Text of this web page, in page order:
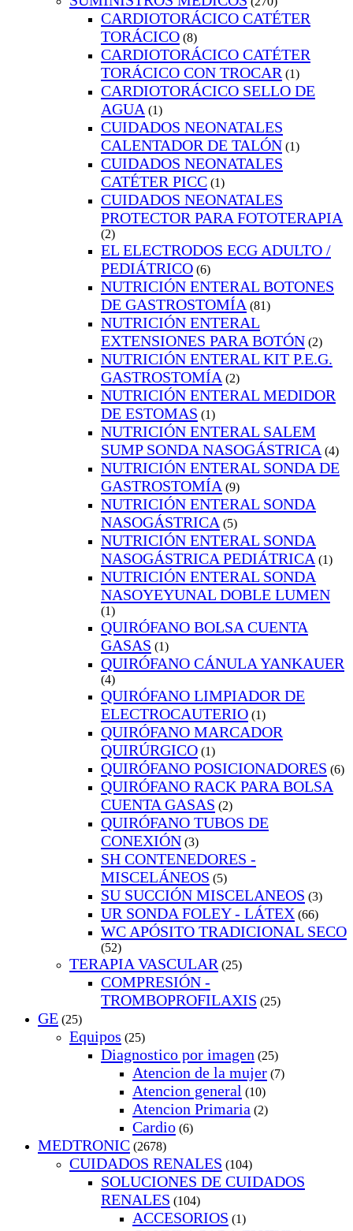
CARDIOTORÁCICO CATÉTER
TORÁCICO (8)
CARDIOTORÁCICO CATÉTER
TORÁCICO CON TROCAR (1)
CARDIOTORÁCICO SELLO DE
AGUA (1)
CUIDADOS NEONATALES
CALENTADOR DE TALÓN (1)
CUIDADOS NEONATALES
CATÉTER PICC (1)
CUIDADOS NEONATALES
PROTECTOR PARA FOTOTERAPIA
(2)
EL ELECTRODOS ECG ADULTO /
PEDIÁTRICO (6)
NUTRICIÓN ENTERAL BOTONES
DE GASTROSTOMÍA (81)
NUTRICIÓN ENTERAL
EXTENSIONES PARA BOTÓN (2)
NUTRICIÓN ENTERAL KIT P.E.G.
GASTROSTOMÍA (2)
NUTRICIÓN ENTERAL MEDIDOR
DE ESTOMAS (1)
NUTRICIÓN ENTERAL SALEM
SUMP SONDA NASOGÁSTRICA (4)
NUTRICIÓN ENTERAL SONDA DE
GASTROSTOMÍA (9)
NUTRICIÓN ENTERAL SONDA
NASOGÁSTRICA (5)
NUTRICIÓN ENTERAL SONDA
NASOGÁSTRICA PEDIÁTRICA (1)
NUTRICIÓN ENTERAL SONDA
NASOYEYUNAL DOBLE LUMEN
(1)
QUIRÓFANO BOLSA CUENTA
GASAS (1)
QUIRÓFANO CÁNULA YANKAUER
(4)
QUIRÓFANO LIMPIADOR DE
ELECTROCAUTERIO (1)
QUIRÓFANO MARCADOR
QUIRÚRGICO (1)
QUIRÓFANO POSICIONADORES (6)
QUIRÓFANO RACK PARA BOLSA
CUENTA GASAS (2)
QUIRÓFANO TUBOS DE
CONEXIÓN (3)
SH CONTENEDORES -
MISCELÁNEOS (5)
SU SUCCIÓN MISCELANEOS (3)
UR SONDA FOLEY - LÁTEX (66)
WC APÓSITO TRADICIONAL SECO
(52)
TERAPIA VASCULAR (25)
COMPRESIÓN -
TROMBOPROFILAXIS (25)
GE (25)
Equipos (25)
Diagnostico por imagen (25)
Atencion de la mujer (7)
Atencion general (10)
Atencion Primaria (2)
Cardio (6)
MEDTRONIC (2678)
CUIDADOS RENALES (104)
SOLUCIONES DE CUIDADOS
RENALES (104)
ACCESORIOS (1)